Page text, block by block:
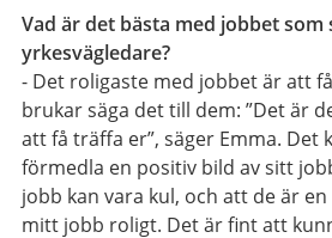
Vad är det bästa med jobbet som
yrkesvägledare?
- Det roligaste med jobbet är att
brukar säga det till dem: ”Det är
att få träffa er”, säger Emma. Det
förmedla en positiv bild av sitt
jobb kan vara kul, och att de är
mitt jobb roligt. Det är fint att